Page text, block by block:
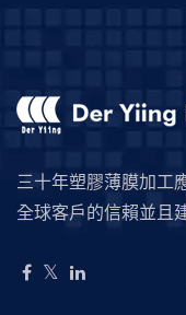
三十年塑膠薄膜加工
全球客戶的信賴並且